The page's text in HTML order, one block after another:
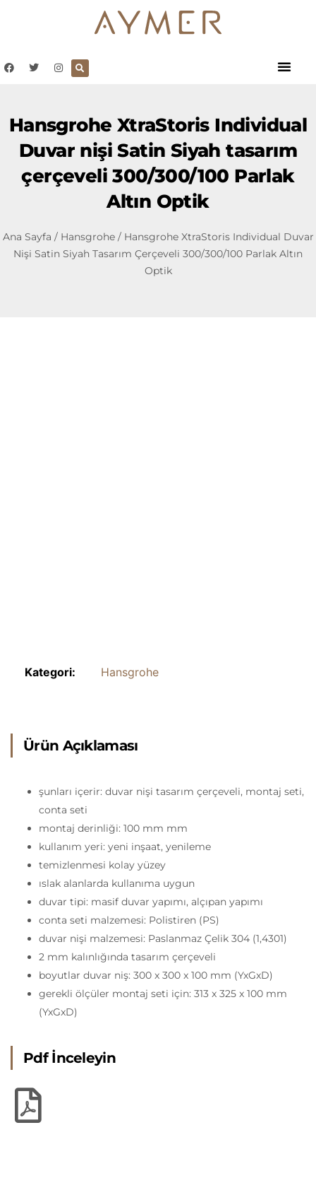
Hansgrohe XtraStoris Individual
Duvar nişi Satin Siyah tasarım
çerçeveli 300/300/100 Parlak
Altın Optik
Ana Sayfa / Hansgrohe/ Hansgrohe XtraStoris Individual Duvar
Nişi Satin Siyah Tasarım Çerçeveli 300/300/100 Parlak Altın
Optik
Kategori: Hansgrohe
Ürün Açıklaması
şunları içerir: duvar nişi tasarım çerçeveli, montaj seti,
conta seti
montaj derinliği: 100 mm mm
kullanım yeri: yeni inşaat, yenileme
temizlenmesi kolay yüzey
ıslak alanlarda kullanıma uygun
duvar tipi: masif duvar yapımı, alçıpan yapımı
conta seti malzemesi: Polistiren (PS)
duvar nişi malzemesi: Paslanmaz Çelik 304 (1,4301)
2 mm kalınlığında tasarım çerçeveli
boyutlar duvar niş: 300 x 300 x 100 mm (YxGxD)
gerekli ölçüler montaj seti için: 313 x 325 x 100 mm
(YxGxD)
Pdf İnceleyin